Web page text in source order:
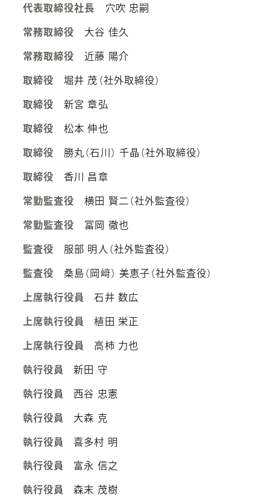
代表取締役社長 穴吹 忠嗣
常務取締役 大谷 佳久
常務取締役 近藤 陽介
取締役 堀井 茂（社外取締役）
取締役 新宮 章弘
取締役 松本 伸也
取締役 勝丸（石川） 千晶（社外取締役）
取締役 香川 昌章
常勤監査役 横田 賢二（社外監査役）
常勤監査役 冨岡 徹也
監査役 服部 明人（社外監査役）
監査役 桑島（岡﨑） 美恵子（社外監査役）
上席執行役員 石井 数広
上席執行役員 植田 栄正
上席執行役員 高柿 力也
執行役員 新田 守
執行役員 西谷 忠憲
執行役員 大森 克
執行役員 喜多村 明
執行役員 富永 信之
執行役員 森末 茂樹